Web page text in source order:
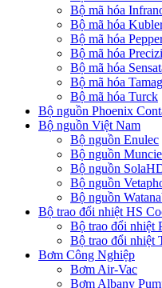
Bộ mã hóa
Bộ mã hóa
Bộ mã hóa
Bộ mã hóa
Bộ mã hóa
Bộ mã hóa
Bộ mã hóa Turck
Bộ nguồn Phoenix
Bộ nguồn Việt Nam
Bộ nguồn Enulec
Bộ nguồn
Bộ nguồn
Bộ nguồn
Bộ nguồn
Bộ trao đổi nhiệt HS
Bộ trao đổi nhiệt
Bộ trao đổi nhiệt
Bơm Công Nghiệp
Bơm Air-Vac
Bơm Albany